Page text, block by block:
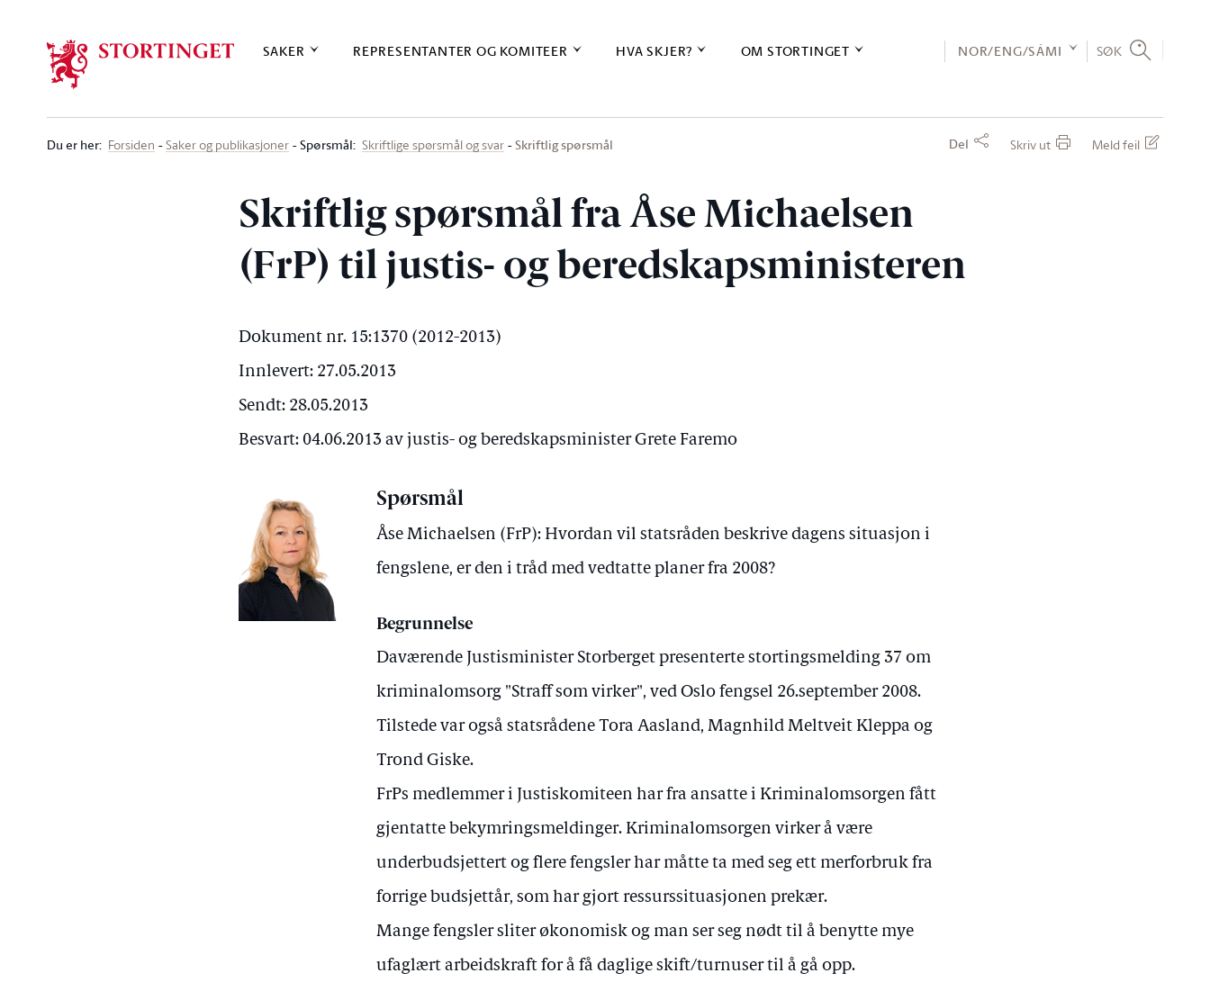
SAKER REPRESENTANTER OG KOMITEER HVA SKJER? OM STORTINGET NOR/ENG/SÁMI SØK
Du er her: Forsiden Saker og publikasjoner Spørsmål: Skriftlige spørsmål og svar Skriftlig spørsmål Del Skriv ut Meld feil
Skriftlig spørsmål fra Åse Michaelsen
(FrP) til justis- og beredskapsministeren
Dokument nr. 15:1370 (2012-2013)
Innlevert: 27.05.2013
Sendt: 28.05.2013
Besvart: 04.06.2013 av justis- og beredskapsminister Grete Faremo
Spørsmål
Åse Michaelsen (FrP): Hvordan vil statsråden beskrive dagens situasjon i
fengslene, er den i tråd med vedtatte planer fra 2008?
Begrunnelse
Daværende Justisminister Storberget presenterte stortingsmelding 37 om
kriminalomsorg "Straff som virker", ved Oslo fengsel 26.september 2008.
Tilstede var også statsrådene Tora Aasland, Magnhild Meltveit Kleppa og
Trond Giske.
FrPs medlemmer i Justiskomiteen har fra ansatte i Kriminalomsorgen fått
gjentatte bekymringsmeldinger. Kriminalomsorgen virker å være
underbudsjettert og flere fengsler har måtte ta med seg ett merforbruk fra
forrige budsjettår, som har gjort ressurssituasjonen prekær.
Mange fengsler sliter økonomisk og man ser seg nødt til å benytte mye
ufaglært arbeidskraft for å få daglige skift/turnuser til å gå opp.